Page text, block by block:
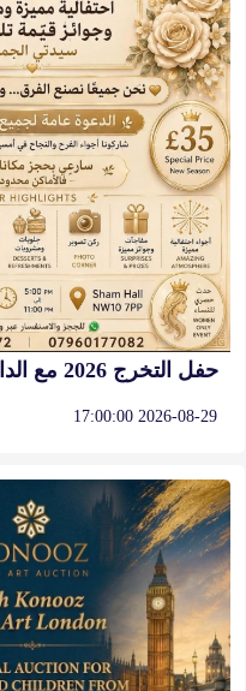
حفل التخرج 2026 مع الدار دارك
2026-08-29 17:00:00